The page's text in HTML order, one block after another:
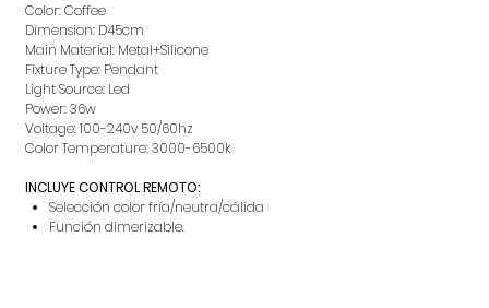
Color: Coffee
Dimension: D45cm
Main Material: Metal+Silicone
Fixture Type: Pendant
Light Source: Led
Power: 36w
Voltage: 100-240v 50/60hz
Color Temperature: 3000-6500k
INCLUYE CONTROL REMOTO:
Selección color fría/neutra/cálida
Función dimerizable.